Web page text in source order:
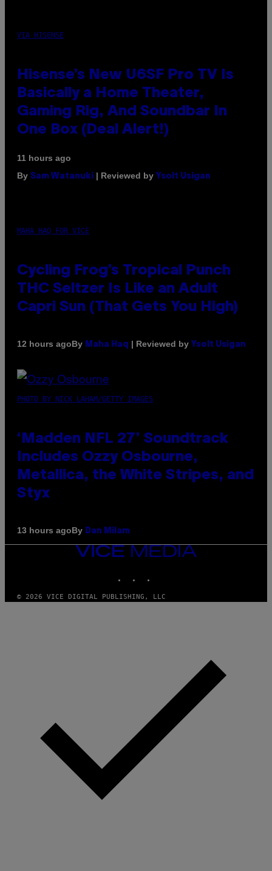
VIA HISENSE
Hisense’s New U6SF Pro TV Is
Basically a Home Theater,
Gaming Rig, And Soundbar In
One Box (Deal Alert!)
11 hours ago
By Sam Watanuki | Reviewed by Ysolt Usigan
MAHA HAQ FOR VICE
Cycling Frog’s Tropical Punch
THC Seltzer Is Like an Adult
Capri Sun (That Gets You High)
12 hours agoBy Maha Haq | Reviewed by Ysolt Usigan
PHOTO BY NICK LAHAM/GETTY IMAGES
‘Madden NFL 27’ Soundtrack
Includes Ozzy Osbourne,
Metallica, the White Stripes, and
Styx
13 hours agoBy Dan Milam
VICE
MEDIA
© 2026 VICE DIGITAL PUBLISHING, LLC